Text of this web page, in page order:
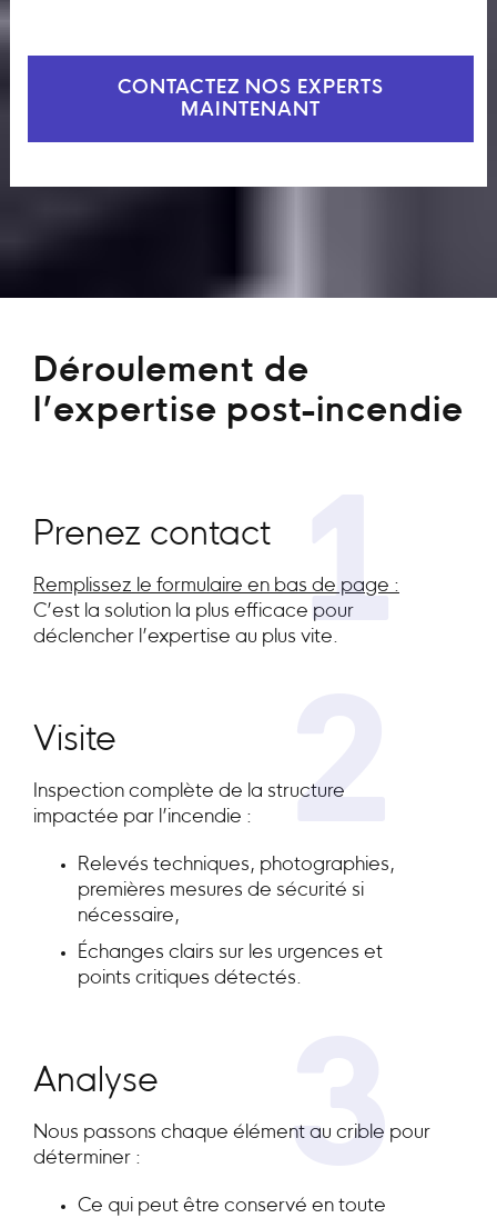
CONTACTEZ NOS EXPERTS
MAINTENANT
Déroulement de
l’expertise post-incendie
1
Prenez contact
Remplissez le formulaire en bas de page :
C’est la solution la plus efficace pour
déclencher l’expertise au plus vite.
2
Visite
Inspection complète de la structure
impactée par l’incendie :
Relevés techniques, photographies,
premières mesures de sécurité si
nécessaire,
Échanges clairs sur les urgences et
points critiques détectés.
3
Analyse
Nous passons chaque élément au crible pour
déterminer :
Ce qui peut être conservé en toute